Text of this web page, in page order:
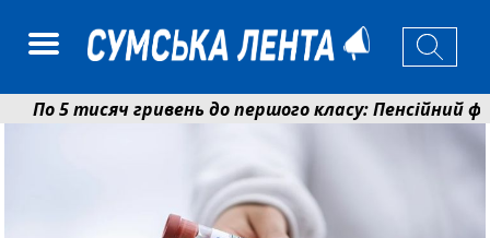
По 5 тисяч гривень до першого класу: Пенсійний
Ніколаєнко: у Сумах погодили 115 компенсацій на